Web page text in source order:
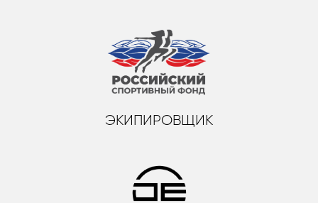
ЭКИПИРОВЩИК